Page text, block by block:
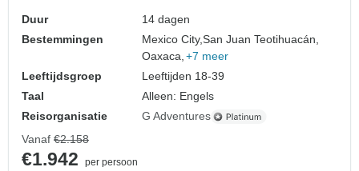
Duur
14 dagen
Bestemmingen
Mexico City,San Juan Teotihuacán,
Oaxaca, +7 meer
Leeftijdsgroep
Leeftijden 18-39
Taal
Alleen: Engels
Reisorganisatie
G Adventures
Vanaf €2.158
€1.942
per persoon